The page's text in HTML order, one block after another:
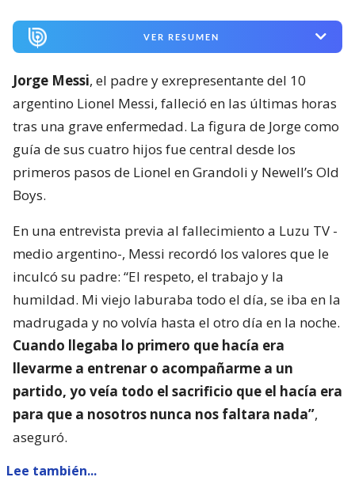
VER RESUMEN
Jorge Messi, el padre y exrepresentante del 10
argentino Lionel Messi, falleció en las últimas horas
tras una grave enfermedad. La figura de Jorge como
guía de sus cuatro hijos fue central desde los
primeros pasos de Lionel en Grandoli y Newell’s Old
Boys.
En una entrevista previa al fallecimiento a Luzu TV -
medio argentino-, Messi recordó los valores que le
inculcó su padre: “El respeto, el trabajo y la
humildad. Mi viejo laburaba todo el día, se iba en la
madrugada y no volvía hasta el otro día en la noche.
Cuando llegaba lo primero que hacía era
llevarme a entrenar o acompañarme a un
partido, yo veía todo el sacrificio que el hacía era
para que a nosotros nunca nos faltara nada”,
aseguró.
Lee también...